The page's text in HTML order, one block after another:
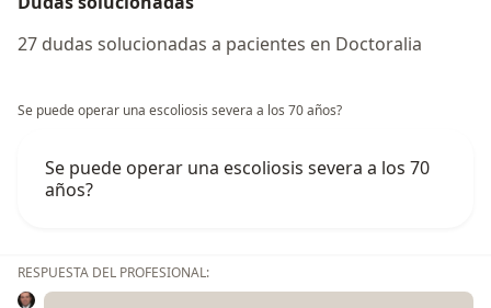
27 dudas solucionadas a pacientes en Doctoralia
Se puede operar una escoliosis severa a los 70 años?
Se puede operar una escoliosis severa a los 70
años?
RESPUESTA DEL PROFESIONAL: